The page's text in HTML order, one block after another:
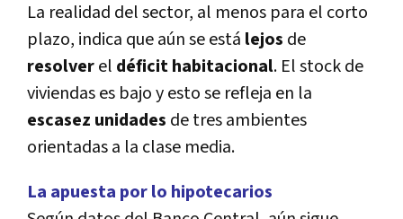
La realidad del sector, al menos para el corto
plazo, indica que aún seestá lejos de
resolverel déficithabitacional. El stock de
viviendas es bajo y esto se refleja en la
escasez unidades de tres ambientes
orientadas a la clase media.
La apuesta por lo hipotecarios